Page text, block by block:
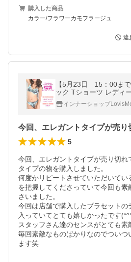
購入した商品
カラー/フラワーカモフラージュ
違
【5月23日 15：00ま
ック Tショーツ レディ
ール便送料無料 Tバッ
デザインTバック5枚入
インナーショップ
5
今回、エレガントタイプが売り切れ
タイプの物を購入しました。
何度かリピートさせていただいてい
を把握してくださっていて今回も
さいました。
今回は店舗で購入したブラセットの
入っていてとても嬉しかったです
スタッフさん達のセンスがとても素
毎回素敵なものばかりなのでついつ
ます笑